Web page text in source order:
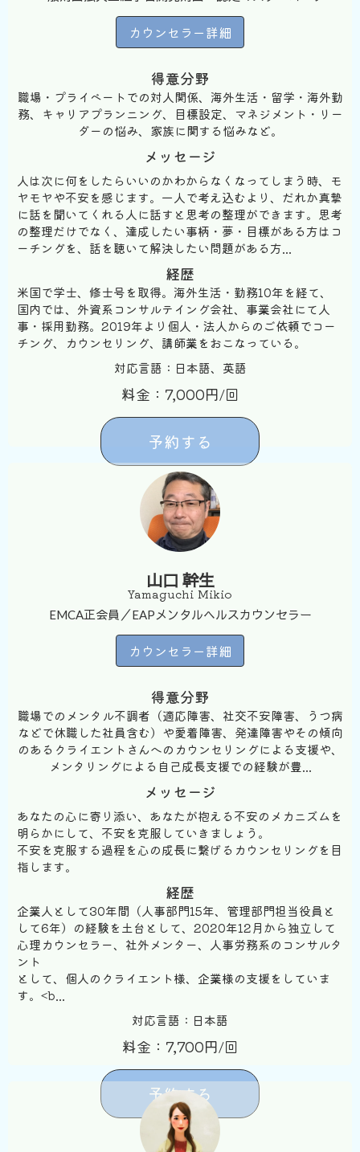
カウンセラー詳細
得意分野
職場・プライベートでの対人関係、海外生活・留学・海外勤
務、キャリアプランニング、目標設定、マネジメント・リー
ダーの悩み、家族に関する悩みなど。
メッセージ
人は次に何をしたらいいのかわからなくなってしまう時、モ
ヤモヤや不安を感じます。一人で考え込むより、だれか真摯
に話を聞いてくれる人に話すと思考の整理ができます。思考
の整理だけでなく、達成したい事柄・夢・目標がある方はコ
ーチングを、話を聴いて解決したい問題がある方...
経歴
米国で学士、修士号を取得。海外生活・勤務10年を経て、
国内では、外資系コンサルテイング会社、事業会社にて人
事・採用勤務。2019年より個人・法人からのご依頼でコー
チング、カウンセリング、講師業をおこなっている。
対応言語：日本語、英語
料金：7,000円/回
予約する
山口 幹生
Yamaguchi Mikio
EMCA正会員／EAPメンタルヘルスカウンセラー
カウンセラー詳細
得意分野
職場でのメンタル不調者（適応障害、社交不安障害、うつ病
などで休職した社員含む）や愛着障害、発達障害やその傾向
のあるクライエントさんへのカウンセリングによる支援や、
メンタリングによる自己成長支援での経験が豊...
メッセージ
あなたの心に寄り添い、あなたが抱える不安のメカニズムを
明らかにして、不安を克服していきましょう。
不安を克服する過程を心の成長に繋げるカウンセリングを目
指します。
経歴
企業人として30年間（人事部門15年、管理部門担当役員と
して6年）の経験を土台として、2020年12月から独立して
心理カウンセラー、社外メンター、人事労務系のコンサルタ
ント
として、個人のクライエント様、企業様の支援をしていま
す。<b...
対応言語：日本語
料金：7,700円/回
予約する